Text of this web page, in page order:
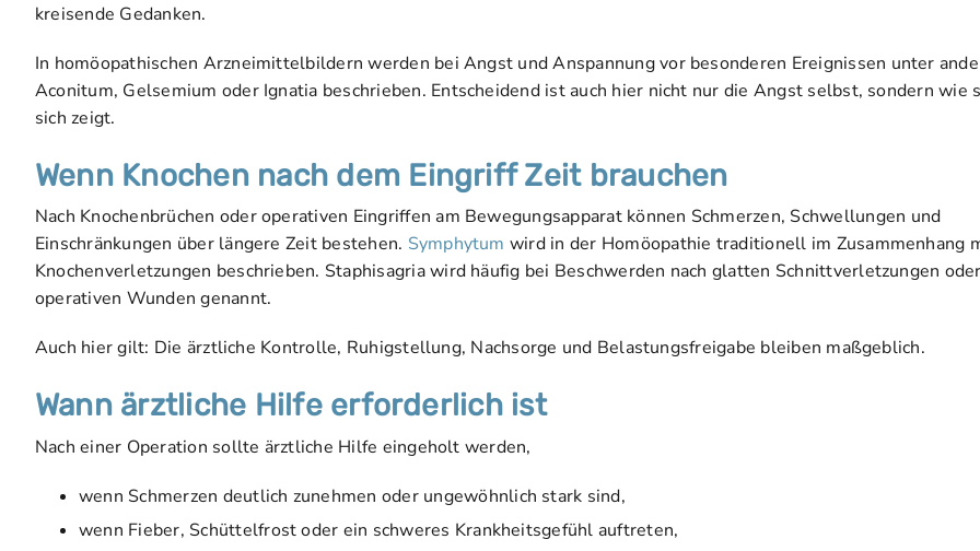
kreisende Gedanken.
In homöopathischen Arzneimittelbildern werden bei Angst und Anspannung vor besonderen Ereignissen unter
Aconitum, Gelsemium oder Ignatia beschrieben. Entscheidend ist auch hier nicht nur die Angst selbst, sondern wie
sich zeigt.
Wenn Knochen nach dem Eingriff Zeit brauchen
Nach Knochenbrüchen oder operativen Eingriffen am Bewegungsapparat können Schmerzen, Schwellungen und
Einschränkungen über längere Zeit bestehen. Symphytum wird in der Homöopathie traditionell im Zusammenhang
Knochenverletzungen beschrieben. Staphisagria wird häufig bei Beschwerden nach glatten Schnittverletzungen
operativen Wunden genannt.
Auch hier gilt: Die ärztliche Kontrolle, Ruhigstellung, Nachsorge und Belastungsfreigabe bleiben maßgeblich.
Wann ärztliche Hilfe erforderlich ist
Nach einer Operation sollte ärztliche Hilfe eingeholt werden,
wenn Schmerzen deutlich zunehmen oder ungewöhnlich stark sind,
wenn Fieber, Schüttelfrost oder ein schweres Krankheitsgefühl auftreten,